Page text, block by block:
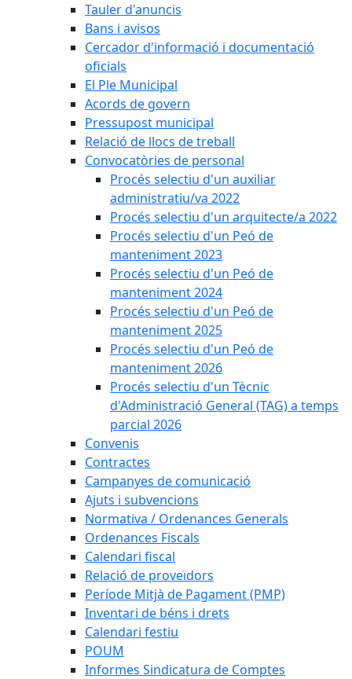
Tauler d'anuncis
Bans i avisos
Cercador d'informació i documentació
oficials
El Ple Municipal
Acords de govern
Pressupost municipal
Relació de llocs de treball
Convocatòries de personal
Procés selectiu d'un auxiliar
administratiu/va 2022
Procés selectiu d'un arquitecte/a 2022
Procés selectiu d'un Peó de
manteniment 2023
Procés selectiu d'un Peó de
manteniment 2024
Procés selectiu d'un Peó de
manteniment 2025
Procés selectiu d'un Peó de
manteniment 2026
Procés selectiu d'un Tècnic
d'Administració General (TAG) a temps
parcial 2026
Convenis
Contractes
Campanyes de comunicació
Ajuts i subvencions
Normativa / Ordenances Generals
Ordenances Fiscals
Calendari fiscal
Relació de proveïdors
Període Mitjà de Pagament (PMP)
Inventari de béns i drets
Calendari festiu
POUM
Informes Sindicatura de Comptes